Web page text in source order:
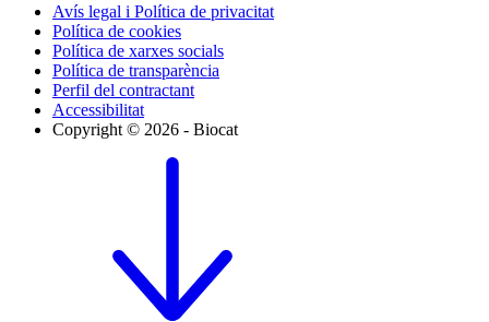
Avís legal i Política de privacitat
Política de cookies
Política de xarxes socials
Política de transparència
Perfil del contractant
Accessibilitat
Copyright © 2026 - Biocat